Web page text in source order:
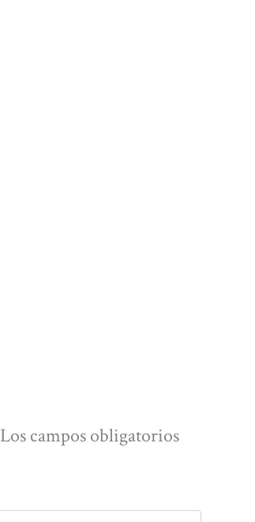
Los campos obligatorios